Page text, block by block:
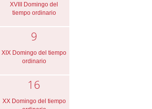
XVIII Domingo del
tiempo ordinario
9
XIX Domingo del tiempo
ordinario
16
XX Domingo del tiempo